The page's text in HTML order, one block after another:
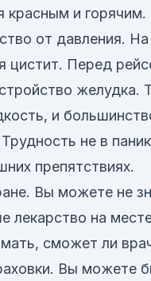
красным и
от давления. На
цистит. Перед
желудка.
и
не в
препятствиях.
Вы можете не
лекарство на
сможет ли
Вы можете